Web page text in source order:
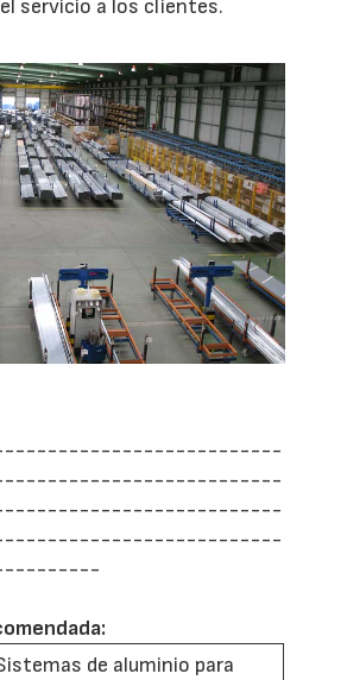
servicio a los clientes.
de aluminio para